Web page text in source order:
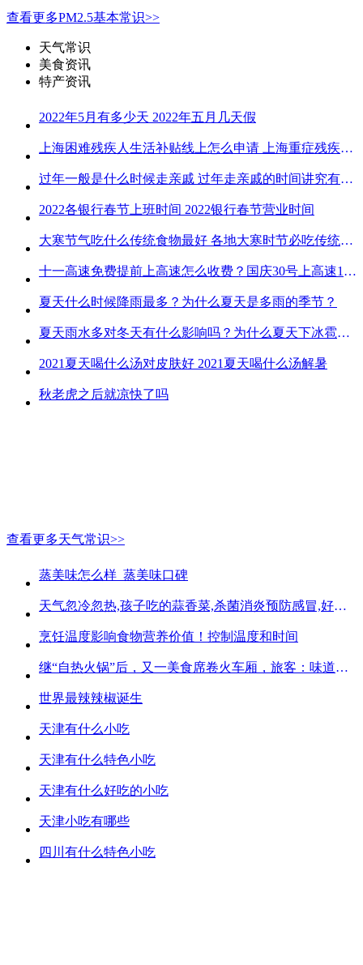
查看更多PM2.5基本常识>>
天气常识
美食资讯
特产资讯
2022年5月有多少天 2022年五月几天假
上海困难残疾人生活补贴线上怎么申请 上海重症残疾人护理补贴线上申请流程
过年一般是什么时候走亲戚 过年走亲戚的时间讲究有哪些
2022各银行春节上班时间 2022银行春节营业时间
大寒节气吃什么传统食物最好 各地大寒时节必吃传统美食
十一高速免费提前上高速怎么收费？国庆30号上高速1号下高速免费吗？
夏天什么时候降雨最多？为什么夏天是多雨的季节？
夏天雨水多对冬天有什么影响吗？为什么夏天下冰雹而冬天不下冰雹
2021夏天喝什么汤对皮肤好 2021夏天喝什么汤解暑
秋老虎之后就凉快了吗
查看更多天气常识>>
蒸美味怎么样_蒸美味口碑
天气忽冷忽热,孩子吃的蒜香菜,杀菌消炎预防感冒,好吃不贵
烹饪温度影响食物营养价值！控制温度和时间
继“自热火锅”后，又一美食席卷火车厢，旅客：味道好吃又方便
世界最辣辣椒诞生
天津有什么小吃
天津有什么特色小吃
天津有什么好吃的小吃
天津小吃有哪些
四川有什么特色小吃